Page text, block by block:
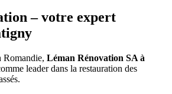
– votre expert
Romandie, Léman Rénovation SA à
leader dans la restauration des